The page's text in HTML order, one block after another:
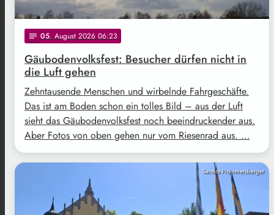
notes 05. August 2026 06:23
Gäubodenvolksfest: Besucher dürfen nicht in
die Luft gehen
Zehntausende Menschen und wirbelnde Fahrgeschäfte.
Das ist am Boden schon ein tolles Bild – aus der Luft
sieht das Gäubodenvolksfest noch beeindruckender aus.
Aber Fotos von oben gehen nur vom Riesenrad aus. …
Sandra Prommersberger